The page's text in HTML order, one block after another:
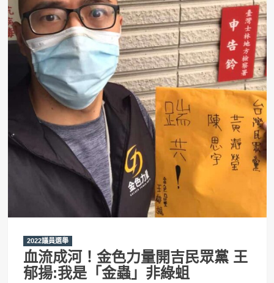
2022議員選舉
血流成河！金色力量開吉民眾黨 王
郁揚:我是「金蟲」非綠蛆